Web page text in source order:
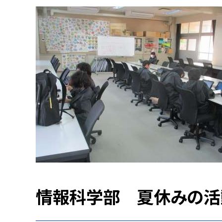
情報科学部 夏休みの